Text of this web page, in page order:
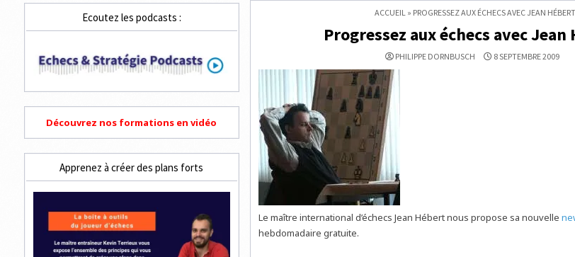
ACCUEIL» PROGRESSEZ AUX ÉCHECS AVEC JEAN
Progressez aux échecs avec Jean
PHILIPPE DORNBUSCH 8 SEPTEMBRE 2009
Le maître international d’échecs Jean Hébert nous propose sa nouvelle
hebdomadaire gratuite.
Ecoutez les podcasts :
Découvrez nos formations en vidéo
Apprenez à créer des plans forts